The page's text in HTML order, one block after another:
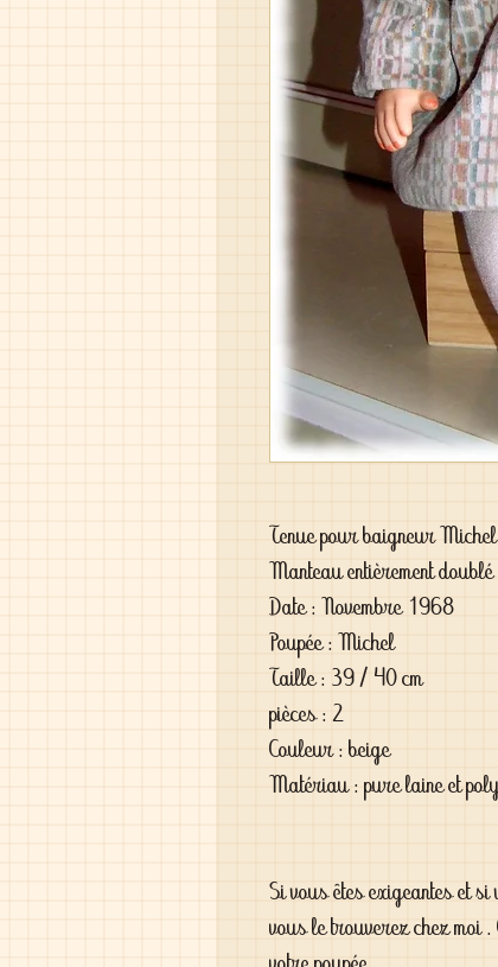
Tenue pour baigneur
Manteau entièrement
Date : Novembre 1968
Poupée : Michel
Taille : 39 / 40 cm
pièces : 2
Couleur : beige
Matériau : pure laine et
Si vous êtes exigeantes et
vous le trouverez chez moi